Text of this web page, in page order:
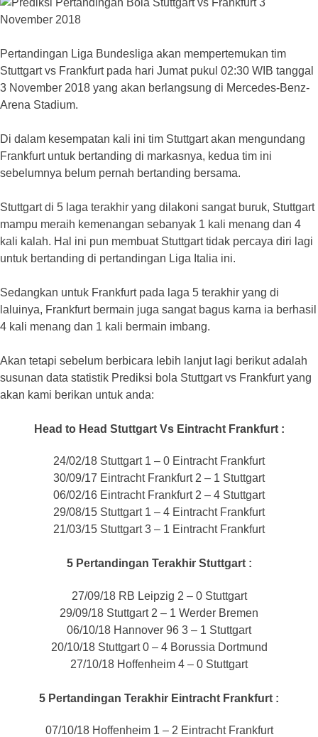
Pertandingan Liga Bundesliga akan mempertemukan tim
Stuttgart vs Frankfurt pada hari Jumat pukul 02:30 WIB tanggal
3 November 2018 yang akan berlangsung di Mercedes-Benz-
Arena Stadium.
Di dalam kesempatan kali ini tim Stuttgart akan mengundang
Frankfurt untuk bertanding di markasnya, kedua tim ini
sebelumnya belum pernah bertanding bersama.
Stuttgart di 5 laga terakhir yang dilakoni sangat buruk, Stuttgart
mampu meraih kemenangan sebanyak 1 kali menang dan 4
kali kalah. Hal ini pun membuat Stuttgart tidak percaya diri lagi
untuk bertanding di pertandingan Liga Italia ini.
Sedangkan untuk Frankfurt pada laga 5 terakhir yang di
laluinya, Frankfurt bermain juga sangat bagus karna ia berhasil
4 kali menang dan 1 kali bermain imbang.
Akan tetapi sebelum berbicara lebih lanjut lagi berikut adalah
susunan data statistik Prediksi bola Stuttgart vs Frankfurt yang
akan kami berikan untuk anda:
Head to Head Stuttgart Vs Eintracht Frankfurt :
24/02/18 Stuttgart 1 – 0 Eintracht Frankfurt
30/09/17 Eintracht Frankfurt 2 – 1 Stuttgart
06/02/16 Eintracht Frankfurt 2 – 4 Stuttgart
29/08/15 Stuttgart 1 – 4 Eintracht Frankfurt
21/03/15 Stuttgart 3 – 1 Eintracht Frankfurt
5 Pertandingan Terakhir Stuttgart :
27/09/18 RB Leipzig 2 – 0 Stuttgart
29/09/18 Stuttgart 2 – 1 Werder Bremen
06/10/18 Hannover 96 3 – 1 Stuttgart
20/10/18 Stuttgart 0 – 4 Borussia Dortmund
27/10/18 Hoffenheim 4 – 0 Stuttgart
5 Pertandingan Terakhir Eintracht Frankfurt :
07/10/18 Hoffenheim 1 – 2 Eintracht Frankfurt